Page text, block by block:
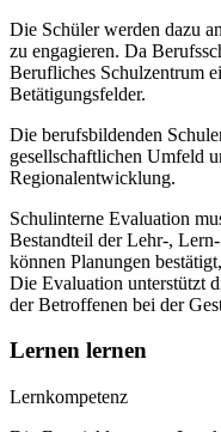
Die Schüler werden dazu
zu engagieren. Da
Berufliches Schulzentrum
Betätigungsfelder.
Die berufsbildenden
gesellschaftlichen Umfeld
Regionalentwicklung.
Schulinterne Evaluation
Bestandteil der Lehr-,
können Planungen
Die Evaluation unterstützt
der Betroffenen bei der
Lernen lernen
Lernkompetenz